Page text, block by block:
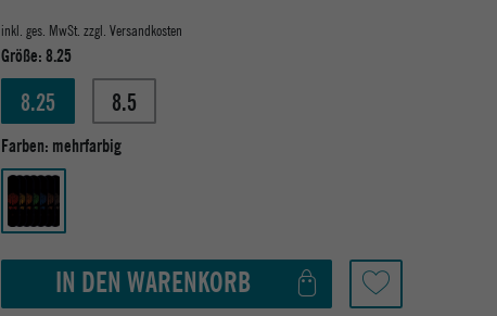
inkl. ges. MwSt. zzgl. Versandkosten
Größe:8.25
8.25 8.5
Farben: mehrfarbig
IN DEN WARENKORB